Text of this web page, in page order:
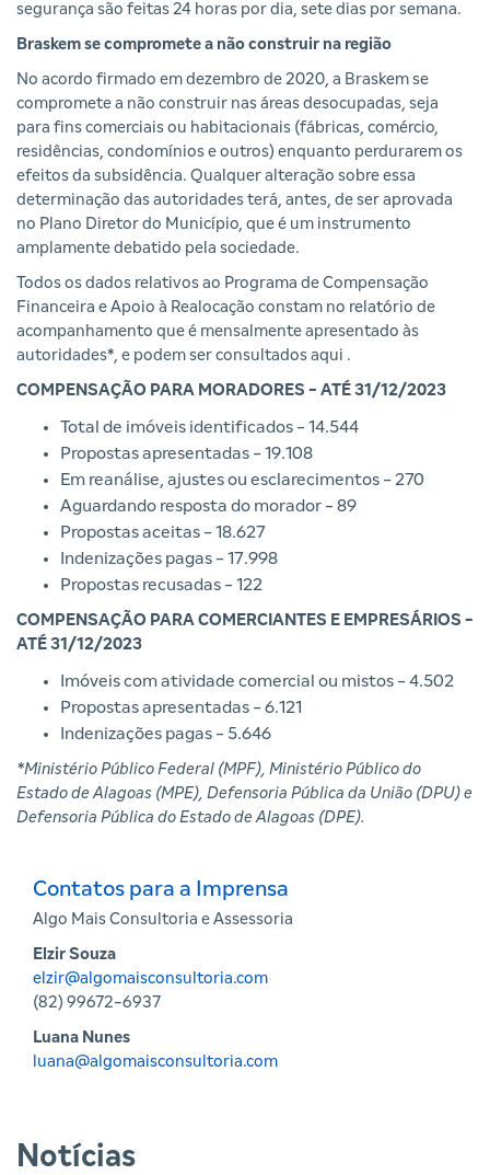
segurança são feitas 24 horas por dia, sete dias por semana.
Braskem se compromete a não construir na região
No acordo firmado em dezembro de 2020, a Braskem se
compromete a não construir nas áreas desocupadas, seja
para fins comerciais ou habitacionais (fábricas, comércio,
residências, condomínios e outros) enquanto perdurarem os
efeitos da subsidência. Qualquer alteração sobre essa
determinação das autoridades terá, antes, de ser aprovada
no Plano Diretor do Município, que é um instrumento
amplamente debatido pela sociedade.
Todos os dados relativos ao Programa de Compensação
Financeira e Apoio à Realocação constam no relatório de
acompanhamento que é mensalmente apresentado às
autoridades*, e podem ser consultados aqui .
COMPENSAÇÃO PARA MORADORES - ATÉ 31/12/2023
Total de imóveis identificados - 14.544
Propostas apresentadas - 19.108
Em reanálise, ajustes ou esclarecimentos - 270
Aguardando resposta do morador - 89
Propostas aceitas - 18.627
Indenizações pagas - 17.998
Propostas recusadas - 122
COMPENSAÇÃO PARA COMERCIANTES E EMPRESÁRIOS -
ATÉ 31/12/2023
Imóveis com atividade comercial ou mistos - 4.502
Propostas apresentadas - 6.121
Indenizações pagas - 5.646
*Ministério Público Federal (MPF), Ministério Público do
Estado de Alagoas (MPE), Defensoria Pública da União (DPU) e
Defensoria Pública do Estado de Alagoas (DPE).
Contatos para a Imprensa
Algo Mais Consultoria e Assessoria
Elzir Souza
elzir@algomaisconsultoria.com
(82) 99672-6937
Luana Nunes
luana@algomaisconsultoria.com
Notícias